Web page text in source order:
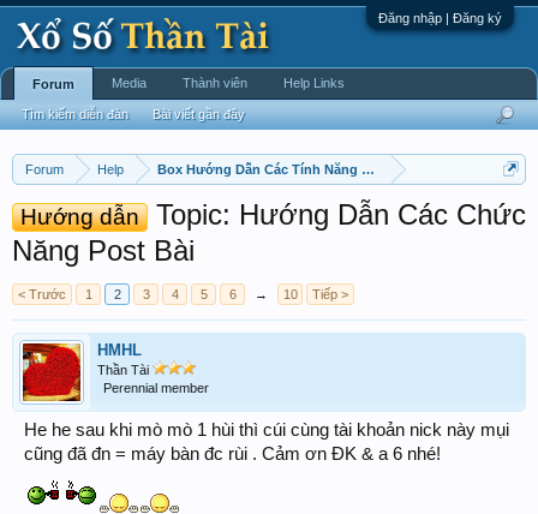
Đăng nhập | Đăng ký
Forum Help Box Hướng Dẫn Các Tính Năng Diễn Dàn
Hướng dẫn
Topic: Hướng Dẫn Các Chức
Năng Post Bài
< Trước 1 2 3 4 5 6 → 10 Tiếp >
HMHL
Thần Tài
Perennial member
He he sau khi mò mò 1 hùi thì cúi cùng tài khoản nick này mụi
cũng đã đn = máy bàn đc rùi . Cảm ơn ĐK & a 6 nhé!
Forum
Tìm kiếm diễn đàn Bài viết gần đây
Media Thành viên Help Links